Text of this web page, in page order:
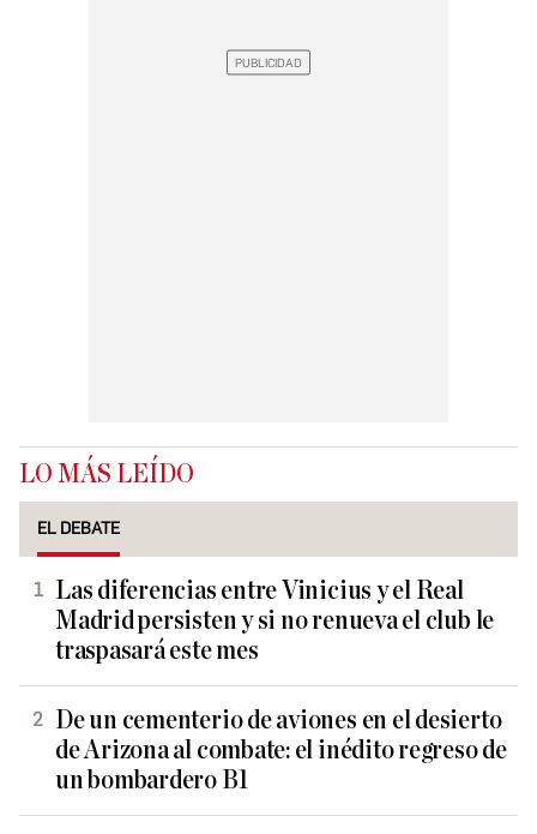
LO MÁS LEÍDO
EL DEBATE
Las diferencias entre Vinicius y el Real
Madrid persisten y si no renueva el club le
traspasará este mes
De un cementerio de aviones en el desierto
de Arizona al combate: el inédito regreso de
un bombardero B1